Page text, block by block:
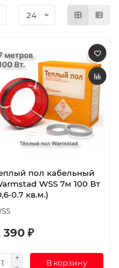
пол кабельный
WSS 7м 100 Вт
0.7 кв.м.)
390 ₽
В корзину